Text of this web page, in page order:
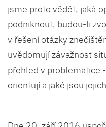
jsme proto vědět, jaká
podniknout, budou-li
v řešení otázky
uvědomují závažnost
přehled v problematice
orientují a jaké jsou